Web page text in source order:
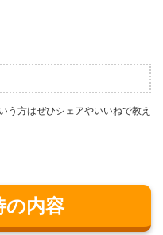
う方はぜひシェアやいいねで教え
の内容